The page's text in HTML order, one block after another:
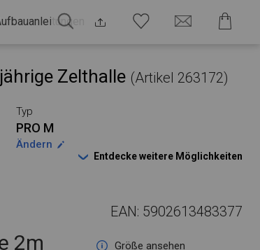
Zelthalle (Artikel 263172)
Typ
PRO M
Ändern
Entdecke weitere Möglichkeiten
EAN: 5902613483377
2m
Größe ansehen